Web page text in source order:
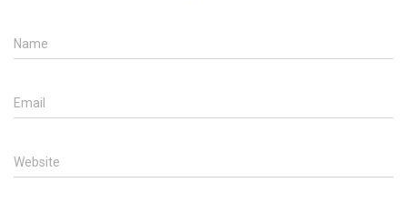
Name
Email
Website